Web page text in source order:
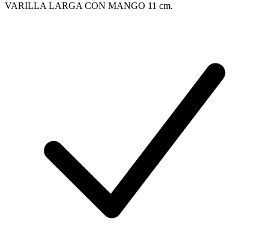
VARILLA LARGA CON MANGO 11 cm.